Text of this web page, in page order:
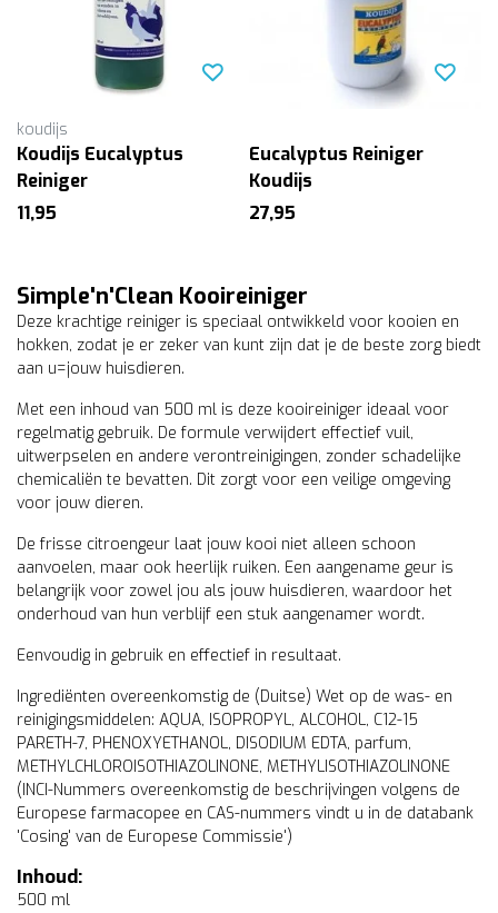
koudijs
Koudijs Eucalyptus
Reiniger
11,95
Eucalyptus Reiniger
Koudijs
27,95
Simple'n'Clean Kooireiniger
Deze krachtige reiniger is speciaal ontwikkeld voor kooien en
hokken, zodat je er zeker van kunt zijn dat je de beste zorg biedt
aan u=jouw huisdieren.
Met een inhoud van 500 ml is deze kooireiniger ideaal voor
regelmatig gebruik. De formule verwijdert effectief vuil,
uitwerpselen en andere verontreinigingen, zonder schadelijke
chemicaliën te bevatten. Dit zorgt voor een veilige omgeving
voor jouw dieren.
De frisse citroengeur laat jouw kooi niet alleen schoon
aanvoelen, maar ook heerlijk ruiken. Een aangename geur is
belangrijk voor zowel jou als jouw huisdieren, waardoor het
onderhoud van hun verblijf een stuk aangenamer wordt.
Eenvoudig in gebruik en effectief in resultaat.
Ingrediënten overeenkomstig de (Duitse) Wet op de was- en
reinigingsmiddelen: AQUA, ISOPROPYL, ALCOHOL, C12-15
PARETH-7, PHENOXYETHANOL, DISODIUM EDTA, parfum,
METHYLCHLOROISOTHIAZOLINONE, METHYLISOTHIAZOLINONE
(INCI-Nummers overeenkomstig de beschrijvingen volgens de
Europese farmacopee en CAS-nummers vindt u in de databank
'Cosing' van de Europese Commissie')
Inhoud:
500 ml